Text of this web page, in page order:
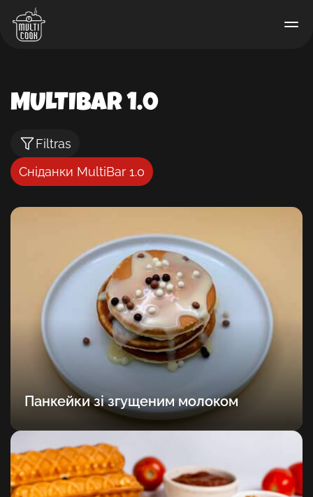
MULTIBAR 1.0
Filtras
Сніданки MultiBar 1.0
Панкейки зі згущеним молоком